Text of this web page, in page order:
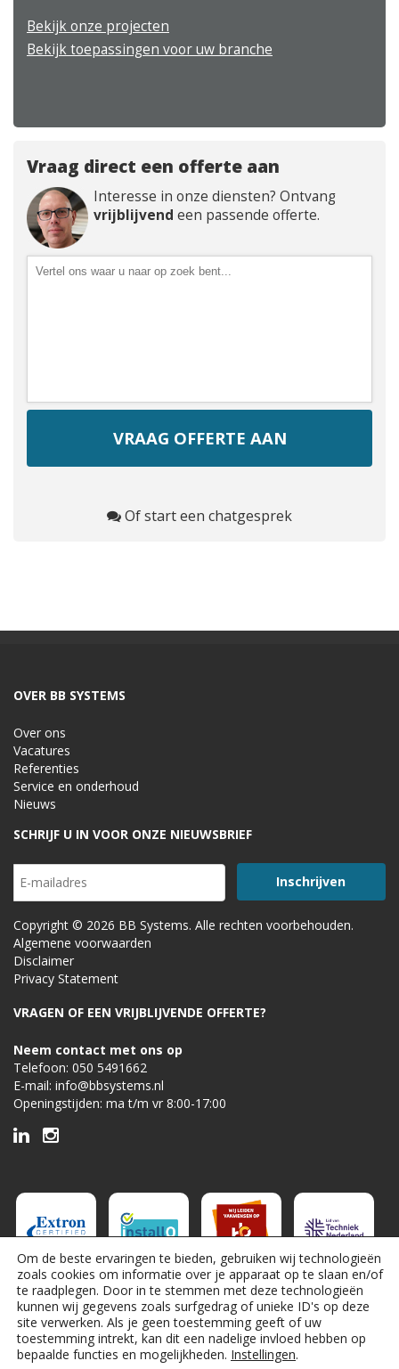
Bekijk onze projecten
Bekijk toepassingen voor uw branche
Vraag direct een offerte aan
Interesse in onze diensten? Ontvang
vrijblijvend een passende offerte.
Of start een chatgesprek
OVER BB SYSTEMS
Over ons
Vacatures
Referenties
Service en onderhoud
Nieuws
SCHRIJF U IN VOOR ONZE NIEUWSBRIEF
Copyright © 2026 BB Systems. Alle rechten voorbehouden.
Algemene voorwaarden
Disclaimer
Privacy Statement
VRAGEN OF EEN VRIJBLIJVENDE OFFERTE?
Neem contact met ons op
Telefoon: 050 5491662
E-mail: info@bbsystems.nl
Openingstijden: ma t/m vr 8:00-17:00
Om de beste ervaringen te bieden, gebruiken wij technologieën
zoals cookies om informatie over je apparaat op te slaan en/of
te raadplegen. Door in te stemmen met deze technologieën
kunnen wij gegevens zoals surfgedrag of unieke ID's op deze
site verwerken. Als je geen toestemming geeft of uw
toestemming intrekt, kan dit een nadelige invloed hebben op
bepaalde functies en mogelijkheden. Instellingen.